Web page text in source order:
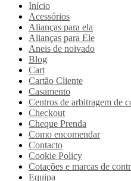
Início
Acessórios
Alianças para ela
Alianças para Ele
Aneis de noivado
Blog
Cart
Cartão Cliente
Casamento
Centros de arbitragem de
Checkout
Cheque Prenda
Como encomendar
Contacto
Cookie Policy
Cotações e marcas de
Equipa